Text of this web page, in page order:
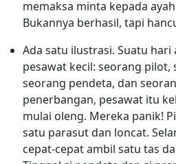
memaksa minta kepada
Bukannya berhasil, tapi
Ada satu ilustrasi. Suatu
pesawat kecil: seorang pilot,
seorang pendeta, dan
penerbangan, pesawat itu
mulai oleng. Mereka panik!
satu parasut dan loncat.
cepat-cepat ambil satu tas